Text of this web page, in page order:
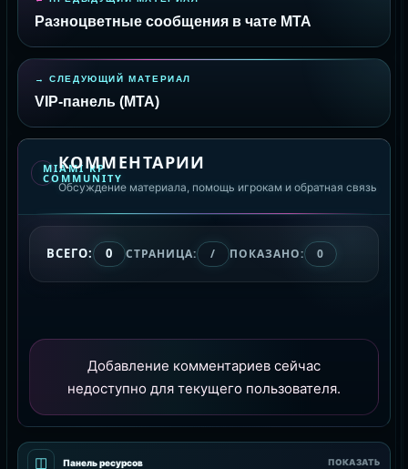
◫ Панель ресурсов ПОКАЗАТЬ
Разноцветные сообщения в чате МТА
СЛЕДУЮЩИЙ МАТЕРИАЛ
VIP-панель (MTA)
MIAMI RP
COMMUNITY
КОММЕНТАРИИ
Обсуждение материала, помощь игрокам и обратная связь
ВСЕГО: 0 СТРАНИЦА: / ПОКАЗАНО: 0
Добавление комментариев сейчас
недоступно для текущего пользователя.